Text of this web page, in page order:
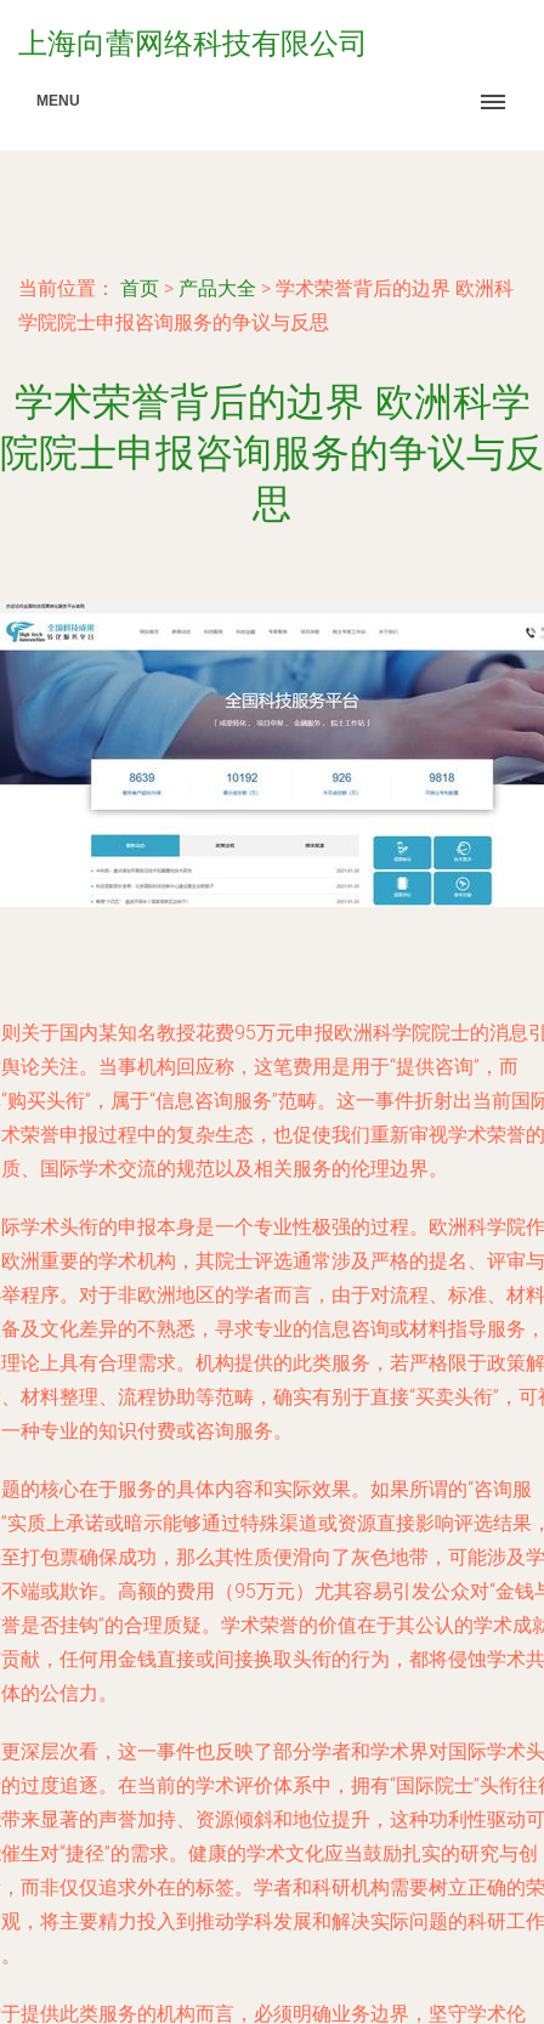
上海向蕾网络科技有限公司
MENU
当前位置： 首页 > 产品大全 > 学术荣誉背后的边界 欧洲科
学院院士申报咨询服务的争议与反思
学术荣誉背后的边界 欧洲科学
院院士申报咨询服务的争议与反
思
关于国内某知名教授花费95万元申报欧洲科学院院士的消息
论关注。当事机构回应称，这笔费用是用于“提供咨询”，而
购买头衔”，属于“信息咨询服务”范畴。这一事件折射出当前国
荣誉申报过程中的复杂生态，也促使我们重新审视学术荣誉的
、国际学术交流的规范以及相关服务的伦理边界。
学术头衔的申报本身是一个专业性极强的过程。欧洲科学院作
洲重要的学术机构，其院士评选通常涉及严格的提名、评审与
程序。对于非欧洲地区的学者而言，由于对流程、标准、材料
及文化差异的不熟悉，寻求专业的信息咨询或材料指导服务，
论上具有合理需求。机构提供的此类服务，若严格限于政策解
材料整理、流程协助等范畴，确实有别于直接“买卖头衔”，可
种专业的知识付费或咨询服务。
的核心在于服务的具体内容和实际效果。如果所谓的“咨询服
实质上承诺或暗示能够通过特殊渠道或资源直接影响评选结果
打包票确保成功，那么其性质便滑向了灰色地带，可能涉及学
端或欺诈。高额的费用（95万元）尤其容易引发公众对“金钱
是否挂钩”的合理质疑。学术荣誉的价值在于其公认的学术成
献，任何用金钱直接或间接换取头衔的行为，都将侵蚀学术共
的公信力。
深层次看，这一事件也反映了部分学者和学术界对国际学术头
过度追逐。在当前的学术评价体系中，拥有“国际院士”头衔往
来显著的声誉加持、资源倾斜和地位提升，这种功利性驱动可
生对“捷径”的需求。健康的学术文化应当鼓励扎实的研究与创
而非仅仅追求外在的标签。学者和科研机构需要树立正确的荣
，将主要精力投入到推动学科发展和解决实际问题的科研工作
提供此类服务的机构而言，必须明确业务边界，坚守学术伦